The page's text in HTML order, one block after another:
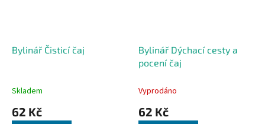
Bylinář Čisticí čaj
Skladem
62 Kč
Bylinář Dýchací cesty a
pocení čaj
Vyprodáno
62 Kč